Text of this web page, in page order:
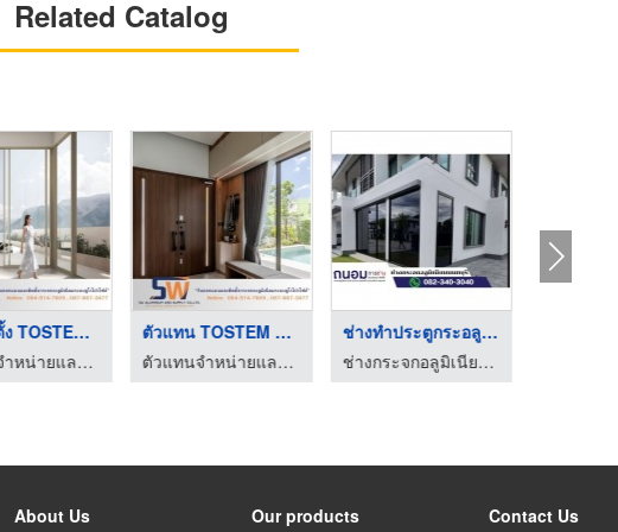
Related Catalog
ร้านติดตั้ง TOSTEM ร ...
ตัวแทนจำหน่ายและติดตั้งกระจกอลูมิเนียม ยูโรโปรไฟล์ธารา ระยอง
ตัวแทน TOSTEM ระยอง
ตัวแทนจำหน่ายและติดตั้งกระจกอลูมิเนียม ยูโรโปรไฟล์ธารา ระยอง
ช่างทำประตูกระอลูมิเ ...
ช่างกระจกอลูมิเนียมนนทบุรี ถนอมการช่าง
About Us Our products Contact Us